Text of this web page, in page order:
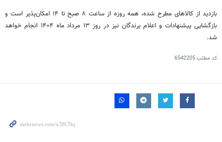
بازدید از کالاهای مطرح شده، همه روزه از ساعت ۸ صبح تا ۱۴ امکان‌پذیر است و
بازگشایی پیشنهادات و اعلام برندگان نیز در روز ۱۳ مرداد ماه ۱۴۰۴ انجام خواهد
شد.
کد مطلب6542205